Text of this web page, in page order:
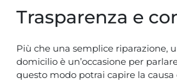
Trasparenza e
Più che una semplice riparazione,
domicilio è un’occasione per
questo modo potrai capire la causa